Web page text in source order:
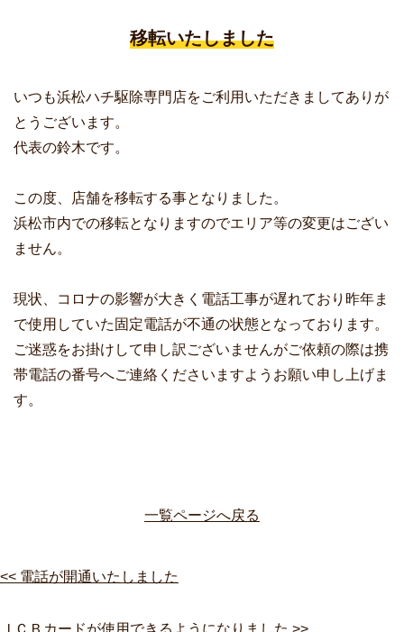
移転いたしました
いつも浜松ハチ駆除専門店をご利用いただきましてありが
とうございます。
代表の鈴木です。
この度、店舗を移転する事となりました。
浜松市内での移転となりますのでエリア等の変更はござい
ません。
現状、コロナの影響が大きく電話工事が遅れており昨年ま
で使用していた固定電話が不通の状態となっております。
ご迷惑をお掛けして申し訳ございませんがご依頼の際は携
帯電話の番号へご連絡くださいますようお願い申し上げま
す。
一覧ページへ戻る
<< 電話が開通いたしました
ＪＣＢカードが使用できるようになりました >>